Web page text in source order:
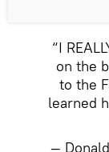
“I
on the
to the
learned
—